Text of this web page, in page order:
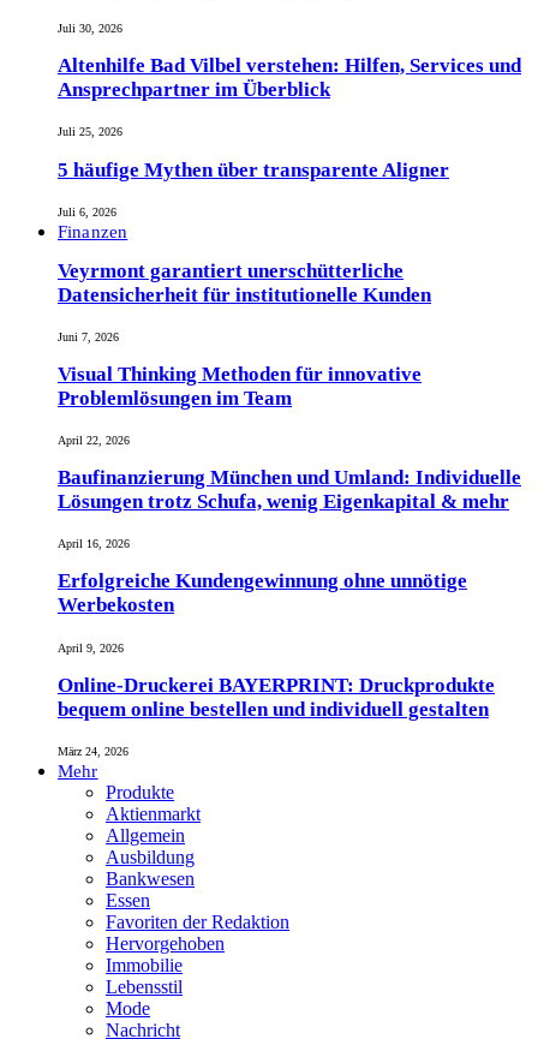
Juli 30, 2026
Altenhilfe Bad Vilbel verstehen: Hilfen, Services und
Ansprechpartner im Überblick
Juli 25, 2026
5 häufige Mythen über transparente Aligner
Juli 6, 2026
Finanzen
Veyrmont garantiert unerschütterliche
Datensicherheit für institutionelle Kunden
Juni 7, 2026
Visual Thinking Methoden für innovative
Problemlösungen im Team
April 22, 2026
Baufinanzierung München und Umland: Individuelle
Lösungen trotz Schufa, wenig Eigenkapital & mehr
April 16, 2026
Erfolgreiche Kundengewinnung ohne unnötige
Werbekosten
April 9, 2026
Online-Druckerei BAYERPRINT: Druckprodukte
bequem online bestellen und individuell gestalten
März 24, 2026
Mehr
Produkte
Aktienmarkt
Allgemein
Ausbildung
Bankwesen
Essen
Favoriten der Redaktion
Hervorgehoben
Immobilie
Lebensstil
Mode
Nachricht